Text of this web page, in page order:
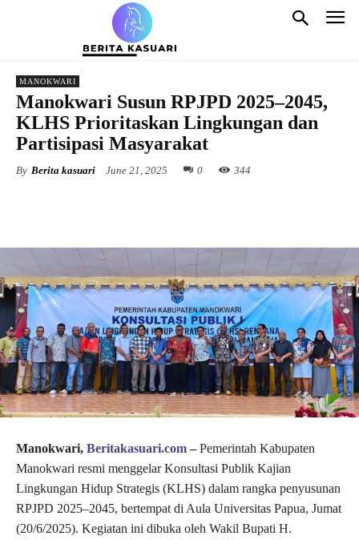
MANOKWARI
Manokwari Susun RPJPD 2025–2045,
KLHS Prioritaskan Lingkungan dan
Partisipasi Masyarakat
By Berita kasuari June 21, 2025 0 344
Manokwari, Beritakasuari.com–Pemerintah Kabupaten
Manokwari resmi menggelar Konsultasi Publik Kajian
Lingkungan Hidup Strategis (KLHS) dalam rangka penyusunan
RPJPD 2025–2045, bertempat di Aula Universitas Papua, Jumat
(20/6/2025). Kegiatan ini dibuka oleh Wakil Bupati H.